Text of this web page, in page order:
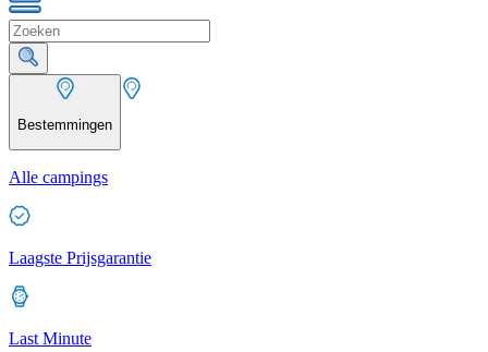
Bestemmingen
Alle campings
Laagste Prijsgarantie
Last Minute